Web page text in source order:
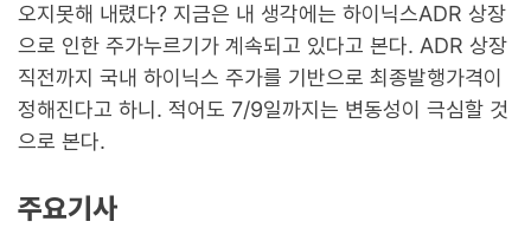
오지못해 내렸다? 지금은 내 생각에는 하이닉스ADR 상장
으로 인한 주가누르기가 계속되고 있다고 본다. ADR 상장
직전까지 국내 하이닉스 주가를 기반으로 최종발행가격이
정해진다고 하니. 적어도 7/9일까지는 변동성이 극심할 것
으로 본다.
주요기사